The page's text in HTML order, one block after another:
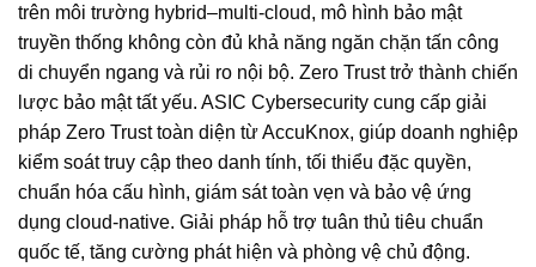
trên môi trường hybrid–multi-cloud, mô hình bảo mật
truyền thống không còn đủ khả năng ngăn chặn tấn công
di chuyển ngang và rủi ro nội bộ. Zero Trust trở thành chiến
lược bảo mật tất yếu. ASIC Cybersecurity cung cấp giải
pháp Zero Trust toàn diện từ AccuKnox, giúp doanh nghiệp
kiểm soát truy cập theo danh tính, tối thiểu đặc quyền,
chuẩn hóa cấu hình, giám sát toàn vẹn và bảo vệ ứng
dụng cloud-native. Giải pháp hỗ trợ tuân thủ tiêu chuẩn
quốc tế, tăng cường phát hiện và phòng vệ chủ động.